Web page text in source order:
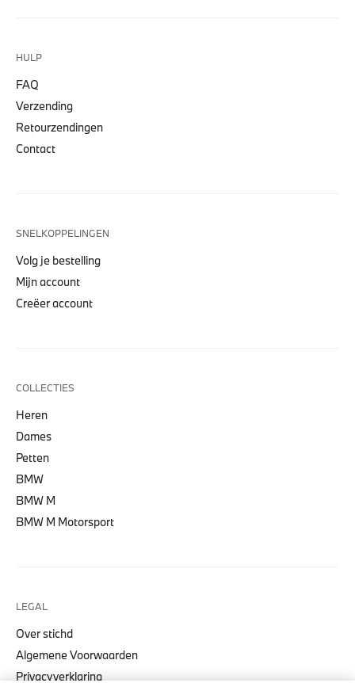
HULP
FAQ
Verzending
Retourzendingen
Contact
SNELKOPPELINGEN
Volg je bestelling
Mijn account
Creëer account
COLLECTIES
Heren
Dames
Petten
BMW
BMW M
BMW M Motorsport
LEGAL
Over stichd
Algemene Voorwaarden
Privacyverklaring